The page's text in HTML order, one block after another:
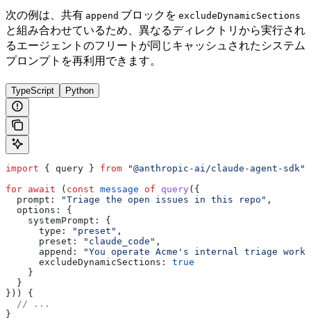
次の例は、共有 append ブロックを excludeDynamicSections
と組み合わせているため、異なるディレクトリから実行され
るエージェントのフリートが同じキャッシュされたシステム
プロンプトを再利用できます。
TypeScript Python
import { query } from "@anthropic-ai/claude-agent-sdk"
for await ( const message of query ({
  prompt:
"Triage the open issues in this repo" ,
  options:
{
    systemPrompt:
{
      type:
"preset" ,
      preset:
"claude_code" ,
      append:
"You operate Acme's internal triage
      excludeDynamicSections:
true
    }
  }
})) {
  // ...
}